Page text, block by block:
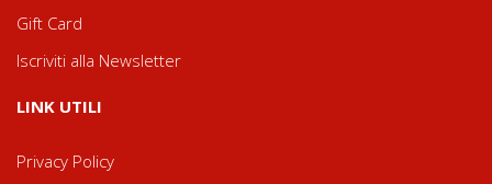
Gift Card
Iscriviti alla Newsletter
LINK UTILI
Privacy Policy